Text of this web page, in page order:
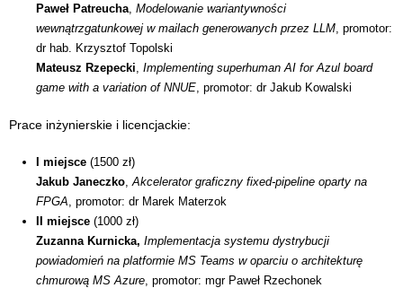
Paweł Patreucha Modelowanie wariantywności
wewnątrzgatunkowej w mailach generowanych przez LLM , promotor:
dr hab. Krzysztof Topolski
Mateusz Rzepecki Implementing superhuman AI for Azul board
game with a variation of NNUE , promotor: dr Jakub Kowalski
Prace inżynierskie i licencjackie:
I miejsce (1500 zł)
Jakub Janeczko Akcelerator graficzny fixed-pipeline oparty na
FPGA , promotor: dr Marek Materzok
II miejsce (1000 zł)
Zuzanna Kurnicka, Implementacja systemu dystrybucji
powiadomień na platformie MS Teams w oparciu o architekturę
chmurową MS Azure , promotor: mgr Paweł Rzechonek